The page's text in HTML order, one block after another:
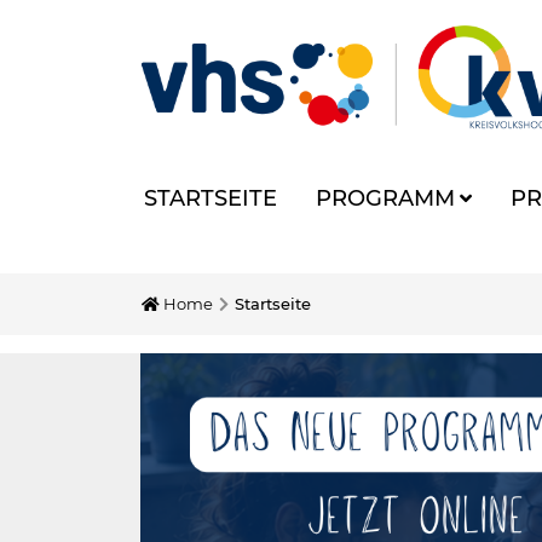
STARTSEITE PROGRAMM
Home Startseite